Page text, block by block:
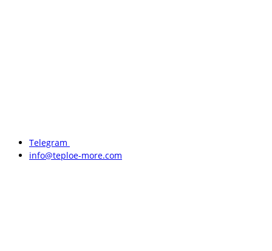
Telegram
info@teploe-more.com